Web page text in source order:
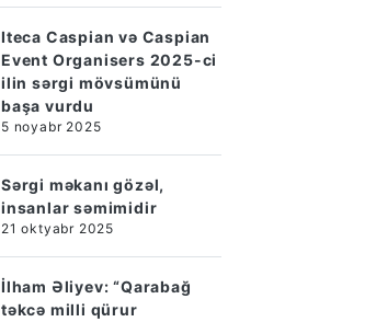
Iteca Caspian və Caspian
Event Organisers 2025-ci
ilin sərgi mövsümünü
başa vurdu
5 noyabr 2025
Sərgi məkanı gözəl,
insanlar səmimidir
21 oktyabr 2025
İlham Əliyev: “Qarabağ
təkcə milli qürur